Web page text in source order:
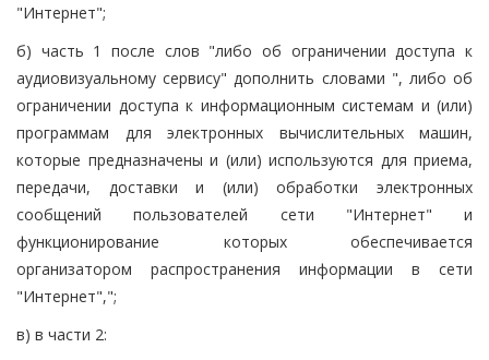
"Интернет";
б) часть 1 после слов "либо об ограничении доступа к
аудиовизуальному сервису" дополнить словами ", либо об
ограничении доступа к информационным системам и (или)
программам для электронных вычислительных машин,
которые предназначены и (или) используются для приема,
передачи, доставки и (или) обработки электронных
сообщений пользователей сети "Интернет" и
функционирование которых обеспечивается
организатором распространения информации в сети
"Интернет",";
в) в части 2: